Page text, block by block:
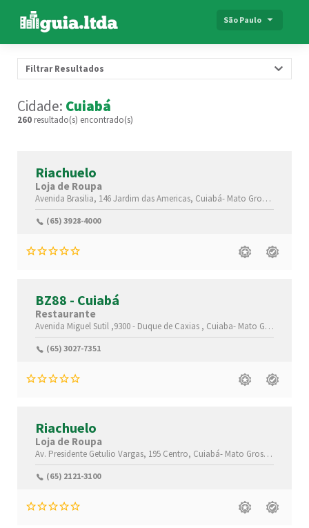
São Paulo
Filtrar Resultados
Cidade: Cuiabá
260 resultado(s) encontrado(s)
Riachuelo
Loja de Roupa
Avenida Brasilia, 146Jardim das Americas, Cuiabá- Mato Grosso(MT)
(65) 3928-4000
BZ88 - Cuiabá
Restaurante
Avenida Miguel Sutil ,9300 - Duque de Caxias , Cuiaba- Mato Grosso(MT)
(65) 3027-7351
Riachuelo
Loja de Roupa
Av. Presidente Getulio Vargas, 195 Centro, Cuiabá- Mato Grosso(MT)
(65) 2121-3100